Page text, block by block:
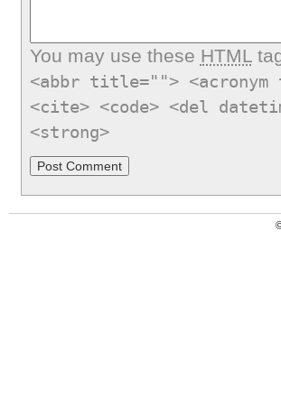
You may use these HTML
<abbr title="">
<cite> <code> <del
<strong>